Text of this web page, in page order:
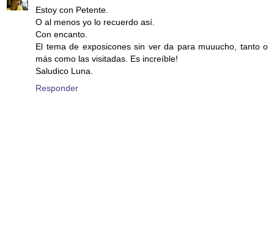
Estoy con Petente.
O al menos yo lo recuerdo así.
Con encanto.
El tema de exposicones sin ver da para muuucho, tanto o
más como las visitadas. Es increíble!
Saludico Luna.
Responder